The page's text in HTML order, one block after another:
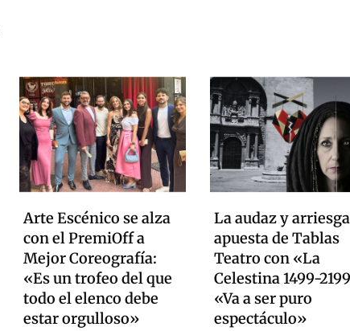
Arte Escénico se alza
con el PremiOff a
Mejor Coreografía:
«Es un trofeo del que
todo el elenco debe
estar orgulloso»
La audaz y
apuesta de Tablas
Teatro con «La
Celestina 1499-
«Va a ser puro
espectáculo»